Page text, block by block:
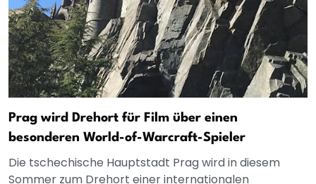
Prag wird Drehort für Film über einen
besonderen World-of-Warcraft-Spieler
Die tschechische Hauptstadt Prag wird in diesem
Sommer zum Drehort einer internationalen